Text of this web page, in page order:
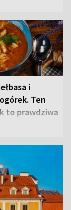
i
Ten
to prawdziwa